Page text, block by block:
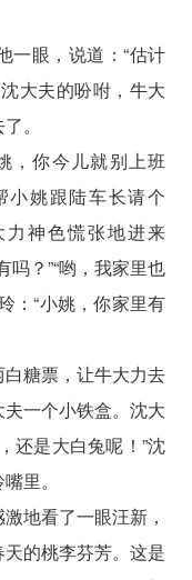
一眼，说道：“估计
大夫的吩咐，牛大
。
，你今儿就别上班
小姚跟陆车长请个
神色慌张地进来
？”“哟，我家里也
：“小姚，你家里有
糖票，让牛大力去
一个小铁盒。沈大
还是大白兔呢！”沈
里。
地看了一眼汪新，
的桃李芬芳。这是